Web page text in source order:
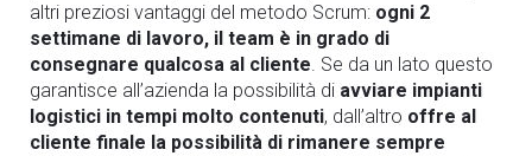
altri preziosi vantaggi del metodo Scrum: ogni 2
settimane di lavoro, il team è in grado di
consegnare qualcosa al cliente. Se da un lato questo
garantisce all’azienda la possibilità di avviare impianti
logistici in tempi molto contenuti, dall’altro offre al
cliente finale la possibilità di rimanere sempre